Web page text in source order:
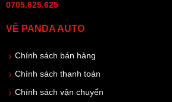
0705.625.625
VỀ PANDA AUTO
Chính sách bán hàng
Chính sách thanh toán
Chính sách vận chuyển